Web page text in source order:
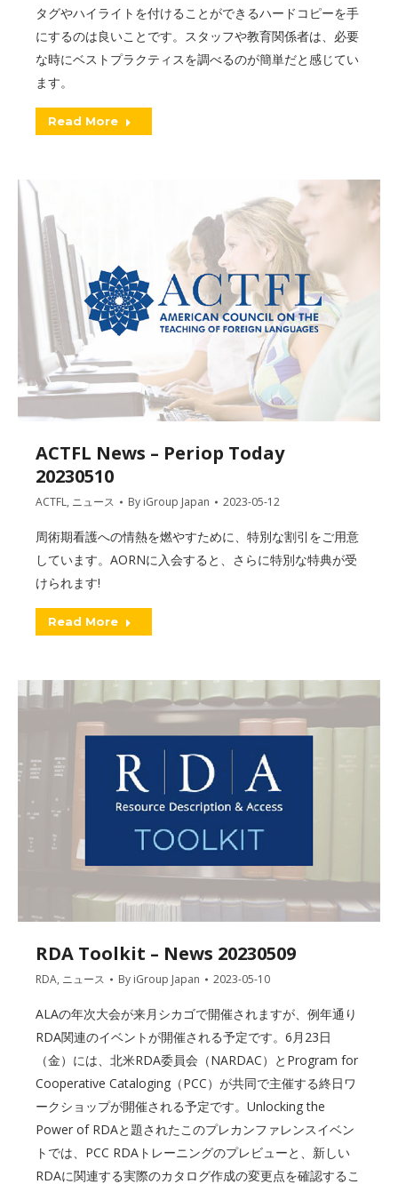
タグやハイライトを付けることができるハードコピーを手
にするのは良いことです。スタッフや教育関係者は、必要
な時にベストプラクティスを調べるのが簡単だと感じてい
ます。
Read More
ACTFL News – Periop Today
20230510
ACTFL, ニュース By iGroup Japan 2023-05-12
周術期看護への情熱を燃やすために、特別な割引をご用意
しています。AORNに入会すると、さらに特別な特典が受
けられます!
Read More
RDA Toolkit – News 20230509
RDA, ニュース By iGroup Japan 2023-05-10
ALAの年次大会が来月シカゴで開催されますが、例年通り
RDA関連のイベントが開催される予定です。6月23日
（金）には、北米RDA委員会（NARDAC）とProgram for
Cooperative Cataloging（PCC）が共同で主催する終日ワ
ークショップが開催される予定です。Unlocking the
Power of RDAと題されたこのプレカンファレンスイベン
トでは、PCC RDAトレーニングのプレビューと、新しい
RDAに関連する実際のカタログ作成の変更点を確認するこ